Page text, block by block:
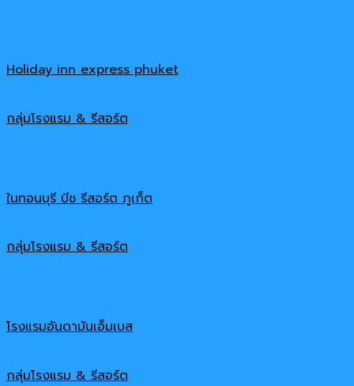
Holiday inn express phuket
กลุ่มโรงแรม & รีสอร์ต
ในทอนบุรี บีช รีสอร์ต ภูเก็ต
กลุ่มโรงแรม & รีสอร์ต
โรงแรมอันดามันเอ็มเบส
กลุ่มโรงแรม & รีสอร์ต